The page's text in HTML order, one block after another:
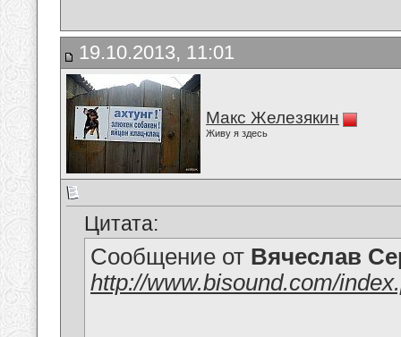
19.10.2013, 11:01
Макс Железякин
Живу я здесь
Цитата:
Сообщение от Вячеслав
http://www.bisound.com/